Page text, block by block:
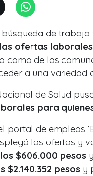
búsqueda de
las ofertas
como de las
a una variedad
de Salud
para
portal de empleos
las ofertas y
$606.000 pesos
$2.140.352 pesos y